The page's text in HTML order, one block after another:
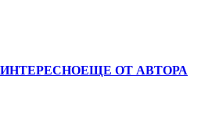
ЕЩЕ ОТ АВТОРА